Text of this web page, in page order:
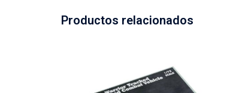
Productos relacionados